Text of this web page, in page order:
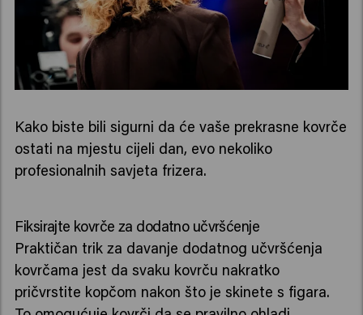
Kako biste bili sigurni da će vaše prekrasne kovrče
ostati na mjestu cijeli dan, evo nekoliko
profesionalnih savjeta frizera.
Fiksirajte kovrče za dodatno učvršćenje
Praktičan trik za davanje dodatnog učvršćenja
kovrčama jest da svaku kovrču nakratko
pričvrstite kopčom nakon što je skinete s figara.